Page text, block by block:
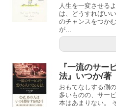
人生を一変させる
は、どうすればい
のチャンスをつか
が...
『一流のサー
法』いつか/著
おもてなしする側
多いものの、サー
本はあまりない。